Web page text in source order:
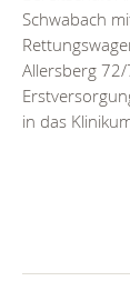
Schwabach
Allersberg
in das